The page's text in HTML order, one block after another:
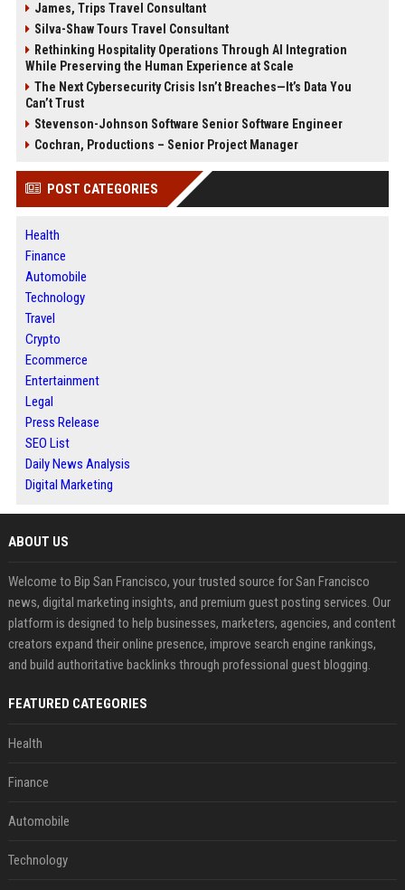
James, Trips Travel Consultant
Silva-Shaw Tours Travel Consultant
Rethinking Hospitality Operations Through AI Integration
While Preserving the Human Experience at Scale
The Next Cybersecurity Crisis Isn’t Breaches—It’s Data You
Can’t Trust
Stevenson-Johnson Software Senior Software Engineer
Cochran, Productions – Senior Project Manager
POST CATEGORIES
Health
Finance
Automobile
Technology
Travel
Crypto
Ecommerce
Entertainment
Legal
Press Release
SEO List
Daily News Analysis
Digital Marketing
ABOUT US
Welcome to Bip San Francisco, your trusted source for San Francisco
news, digital marketing insights, and premium guest posting services. Our
platform is designed to help businesses, marketers, agencies, and content
creators expand their online presence, improve search engine rankings,
and build authoritative backlinks through professional guest blogging.
FEATURED CATEGORIES
Health
Finance
Automobile
Technology